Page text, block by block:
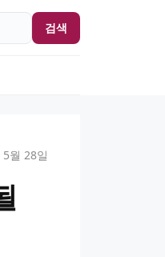
검색
월 28일